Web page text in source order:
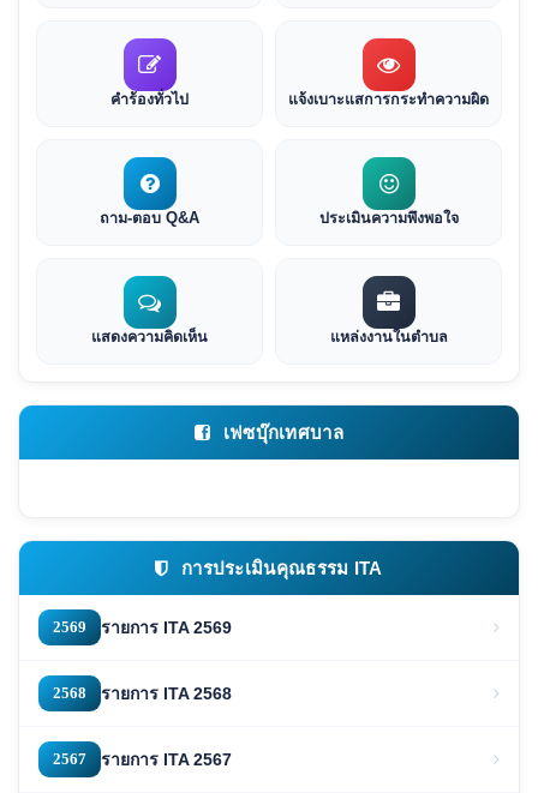
คำร้องทั่วไป แจ้งเบาะแสการกระทำความผิด
ถาม-ตอบ Q&A ประเมินความพึงพอใจ
แสดงความคิดเห็น แหล่งงานในตำบล
เฟซบุ๊กเทศบาล
การประเมินคุณธรรม ITA
2569 รายการ ITA 2569
2568 รายการ ITA 2568
2567 รายการ ITA 2567